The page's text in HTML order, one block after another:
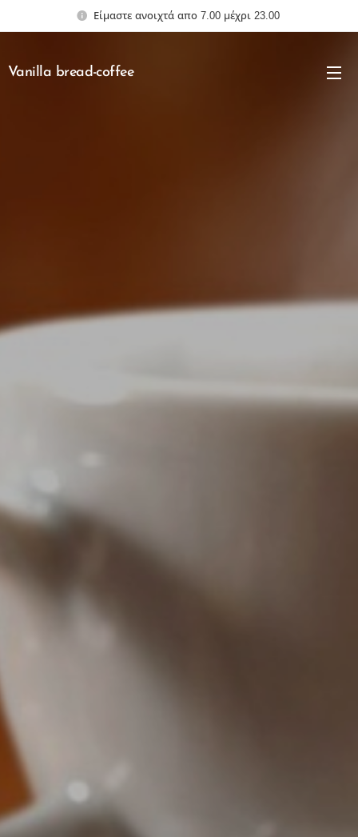
Είμαστε ανοιχτά απο 7.00 μέχρι 23.00
Vanilla bread-coffee